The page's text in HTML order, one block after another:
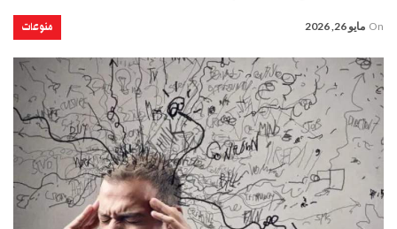
منوعات On مايو 26, 2026